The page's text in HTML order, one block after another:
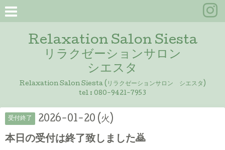
Relaxation Salon Siesta
リラクゼーションサロン
シエスタ
Relaxation Salon Siesta (リラクゼーションサロン シエスタ)
tel : 080-9421-7953
受付終了 2026-01-20 (火)
本日の受付は終了致しました🙇